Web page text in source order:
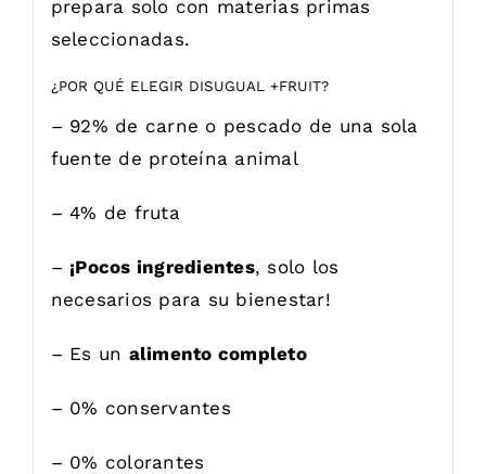
prepara solo con materias primas
seleccionadas.
¿POR QUÉ ELEGIR DISUGUAL +FRUIT?
– 92% de carne o pescado de una sola
fuente de proteína animal
– 4% de fruta
– ¡Pocos ingredientes, solo los
necesarios para su bienestar!
– Es un alimento completo
– 0% conservantes
– 0% colorantes